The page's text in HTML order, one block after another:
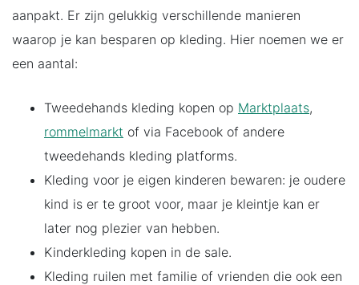
aanpakt. Er zijn gelukkig verschillende manieren
waarop je kan besparen op kleding. Hier noemen we er
een aantal:
Tweedehands kleding kopen op Marktplaats,
rommelmarkt of via Facebook of andere
tweedehands kleding platforms.
Kleding voor je eigen kinderen bewaren: je oudere
kind is er te groot voor, maar je kleintje kan er
later nog plezier van hebben.
Kinderkleding kopen in de sale.
Kleding ruilen met familie of vrienden die ook een